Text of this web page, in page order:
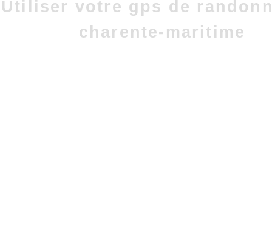
Utiliser votre gps de
charente-maritime